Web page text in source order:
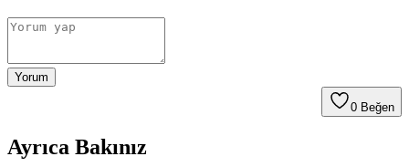
Yorum
0 Beğen
Ayrıca Bakınız